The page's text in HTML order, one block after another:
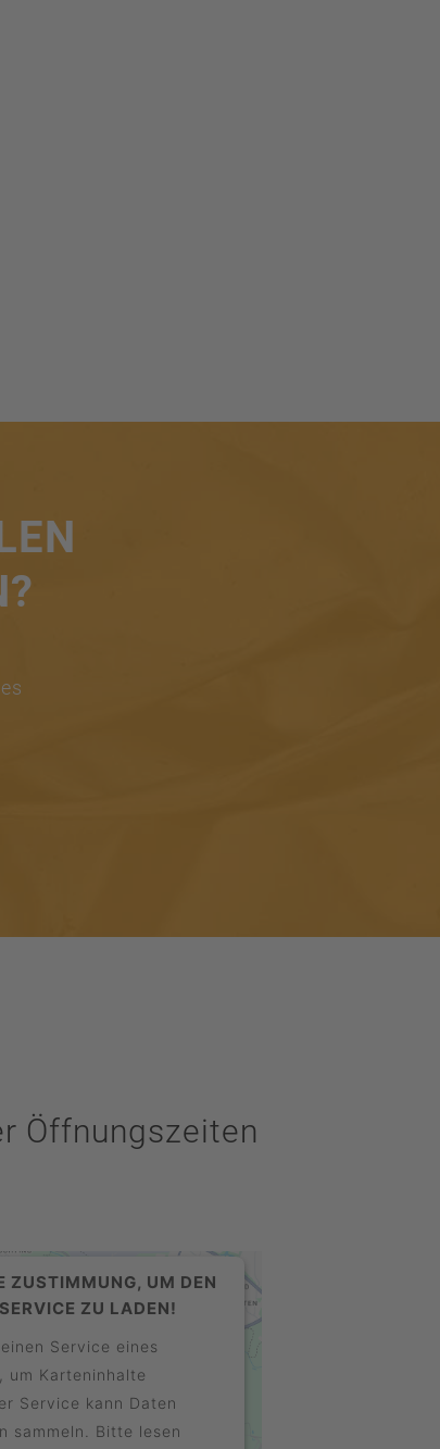
Öffnungszeiten
ZUSTIMMUNG, UM DEN
ZU LADEN!
Service eines
um Karteninhalte
Service kann Daten
sammeln. Bitte lesen